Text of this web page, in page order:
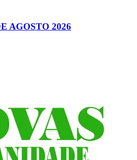
AGOSTO 2026